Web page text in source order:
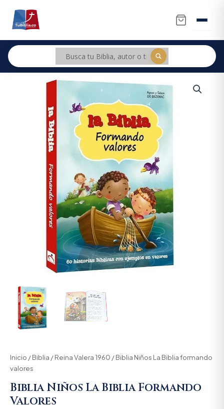
contenido
Inicio /Biblia /Reina Valera 1960 / Biblia Niños La Biblia formando
valores
Biblia Niños La Biblia Formando
Valores